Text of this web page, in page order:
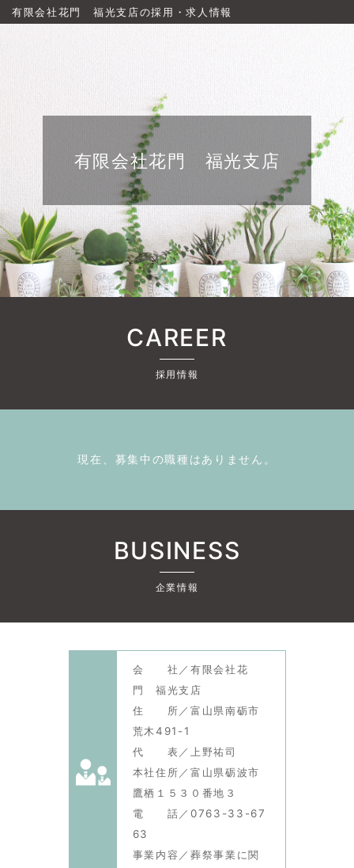
有限会社花門 福光支店の採用・求人情報
有限会社花門 福光支店
CAREER
採用情報
現在、募集中の職種はありません。
BUSINESS
企業情報
会 社／有限会社花
門 福光支店
住 所／富山県南砺市
荒木491-1
代 表／上野祐司
本社住所／富山県砺波市
鷹栖１５３０番地３
電 話／0763-33-67
63
事業内容／葬祭事業に関